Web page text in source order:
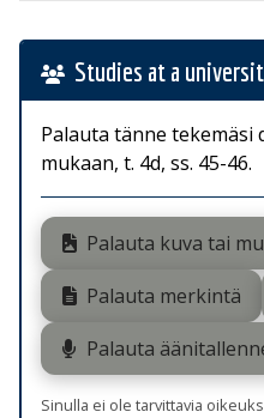
Studies at a
Palauta tänne tekemäsi
mukaan, t. 4d, ss. 45-46.
Palauta kuva tai
Palauta merkintä
Palauta
Sinulla ei ole tarvittavia